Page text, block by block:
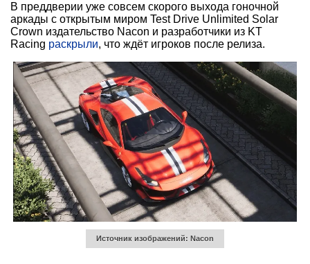
В преддверии уже совсем скорого выхода гоночной
аркады с открытым миром Test Drive Unlimited Solar
Crown издательство Nacon и разработчики из KT
Racing раскрыли, что ждёт игроков после релиза.
Источник изображений: Nacon